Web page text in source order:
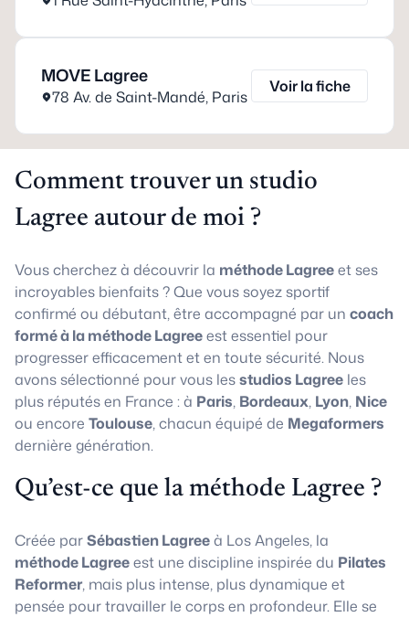
MOVE Lagree
78 Av. de Saint-Mandé, Paris
Voir la fiche
Comment trouver un studio
Lagree autour de moi ?
Vous cherchez à découvrir la méthode Lagreeet ses
incroyables bienfaits ? Que vous soyez sportif
confirmé ou débutant, être accompagné par un coach
formé à la méthode Lagreeest essentiel pour
progresser efficacement et en toute sécurité. Nous
avons sélectionné pour vous lesstudios Lagree les
plus réputés en France : à Paris, Bordeaux, Lyon, Nice
ou encore Toulouse, chacun équipé de Megaformers
dernière génération.
Qu’est-ce que la méthode Lagree ?
Créée parSébastien Lagreeà Los Angeles, la
méthode Lagreeest une discipline inspirée du Pilates
Reformer, mais plus intense, plus dynamique et
pensée pour travailler le corps en profondeur. Elle se